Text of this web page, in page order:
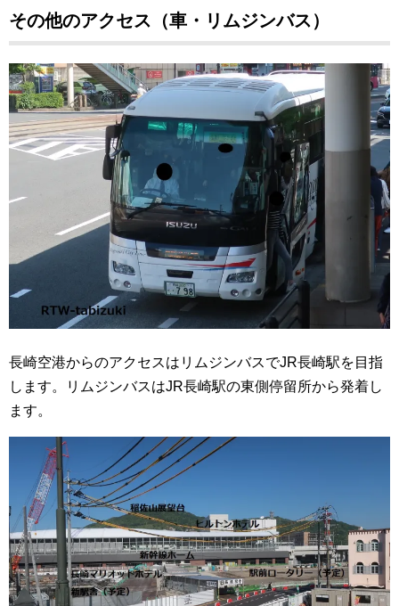
その他のアクセス（車・リムジンバス）
長崎空港からのアクセスはリムジンバスでJR長崎駅を目指
します。
リムジンバスはJR長崎駅の東側停留所から発着し
ます。